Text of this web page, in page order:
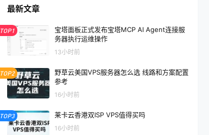
最新文章
TOP1
宝塔面板正式发布宝塔MCP AI Agent连接服
务器执行运维操作
13小时前
TOP2
野草云美国VPS服务器怎么选 线路和方案配置
参考
16小时前
TOP3 莱卡云香港双ISP VPS值得买吗
16小时前